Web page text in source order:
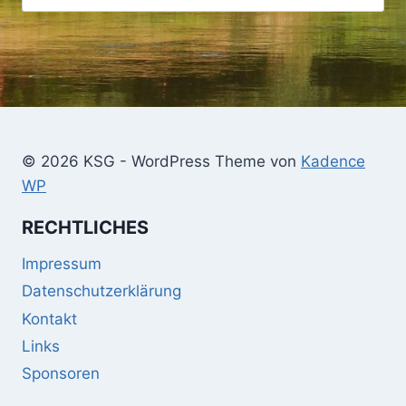
nach:
© 2026 KSG - WordPress Theme von Kadence
WP
RECHTLICHES
Impressum
Datenschutzerklärung
Kontakt
Links
Sponsoren